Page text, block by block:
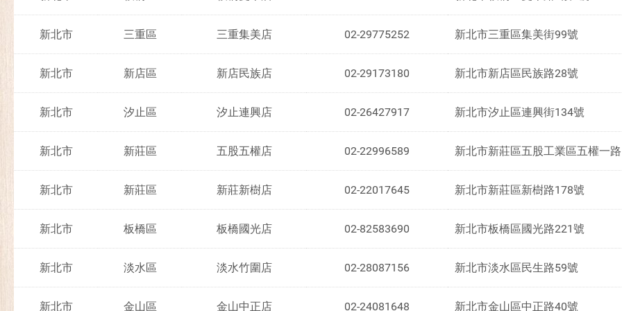
新北市 三重區 三重集美店 02-29775252 新北市三重區集美街99號
新北市 新店區 新店民族店 02-29173180 新北市新店區民族路28號
新北市 汐止區 汐止連興店 02-26427917 新北市汐止區連興街134號
新北市 新莊區 五股五權店 02-22996589 新北市新莊區五股工業區五權一
新北市 新莊區 新莊新樹店 02-22017645 新北市新莊區新樹路178號
新北市 板橋區 板橋國光店 02-82583690 新北市板橋區國光路221號
新北市 淡水區 淡水竹圍店 02-28087156 新北市淡水區民生路59號
新北市 金山區 金山中正店 02-24081648 新北市金山區中正路40號